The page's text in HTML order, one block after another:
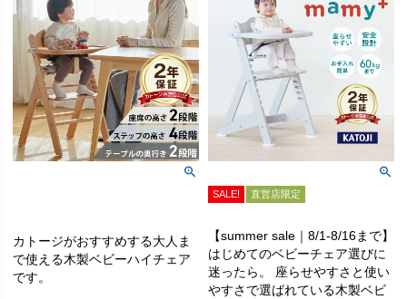
カトージがおすすめする大人ま
で使える木製ベビーハイチェア
です。
SALE! 直営店限定
【summer sale｜8/1-8/16まで】
はじめてのベビーチェア選びに
迷ったら。 座らせやすさと使い
やすさで選ばれている木製ベビ